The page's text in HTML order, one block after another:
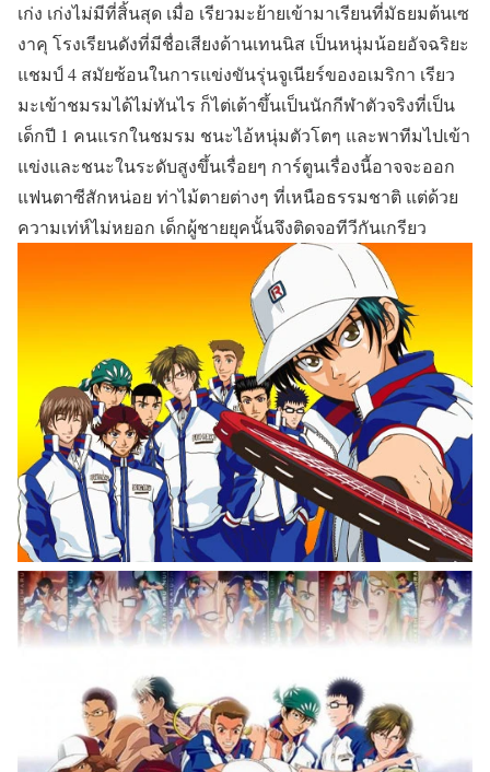
เก่ง เก่งไม่มีที่สิ้นสุด เมื่อ เรียวมะย้ายเข้ามาเรียนที่มัธยมต้นเซ
งาคุ โรงเรียนดังที่มีชื่อเสียงด้านเทนนิส เป็นหนุ่มน้อยอัจฉริยะ
แชมป์ 4 สมัยซ้อนในการแข่งขันรุ่นจูเนียร์ของอเมริกา เรียว
มะเข้าชมรมได้ไม่ทันไร ก็ไต่เต้าขึ้นเป็นนักกีฬาตัวจริงที่เป็น
เด็กปี 1 คนแรกในชมรม ชนะไอ้หนุ่มตัวโตๆ และพาทีมไปเข้า
แข่งและชนะในระดับสูงขึ้นเรื่อยๆ การ์ตูนเรื่องนี้อาจจะออก
แฟนตาซีสักหน่อย ท่าไม้ตายต่างๆ ที่เหนือธรรมชาติ แต่ด้วย
ความเท่ห์ไม่หยอก เด็กผู้ชายยุคนั้นจึงติดจอทีวีกันเกรียว